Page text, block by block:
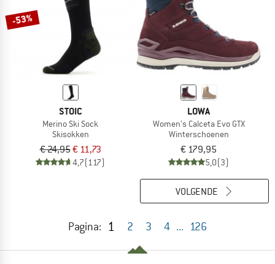
-53%
STOIC
Merino Ski Sock
Skisokken
€ 24,95€ 11,73
4,7(117)
LOWA
Women's Calceta Evo GTX
Winterschoenen
€ 179,95
5,0(3)
Pagina: 1 2 3 4 ... 126
VOLGENDE